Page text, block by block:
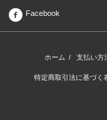
Facebook
ホーム / 支払い方
特定商取引法に基づく